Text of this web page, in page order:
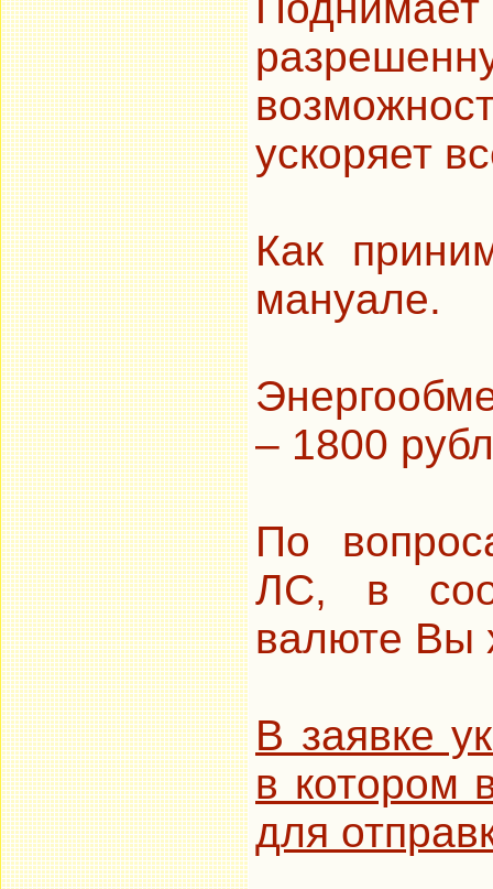
ускоряет
Как
мануале.
– 1800
По
ЛС, в
валюте Вы
В заявке
в котором
для